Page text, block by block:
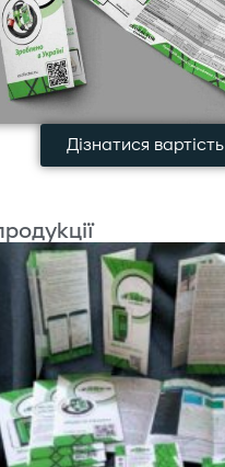
Дізнатися вартість